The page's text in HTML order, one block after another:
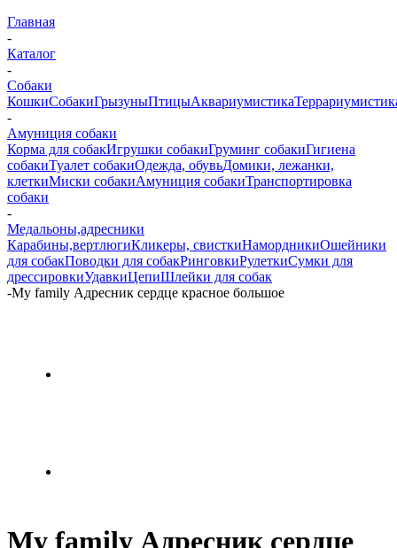
Главная
-
Каталог
-
Собаки
КошкиСобакиГрызуныПтицыАквариумистика
-
Амуниция собаки
Корма для собакИгрушки собакиГруминг собакиГигиена
собакиТуалет собакиОдежда, обувьДомики, лежанки,
клеткиМиски собакиАмуниция собакиТранспортировка
собаки
-
Медальоны,адресники
Карабины,вертлюгиКликеры, свисткиНамордникиОшейники
для собакПоводки для собакРинговкиРулеткиСумки для
дрессировкиУдавкиЦепиШлейки для собак
-My family Адресник сердце красное большое
My family Адресник сердце